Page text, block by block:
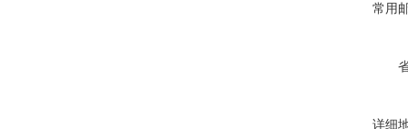
常用
详细